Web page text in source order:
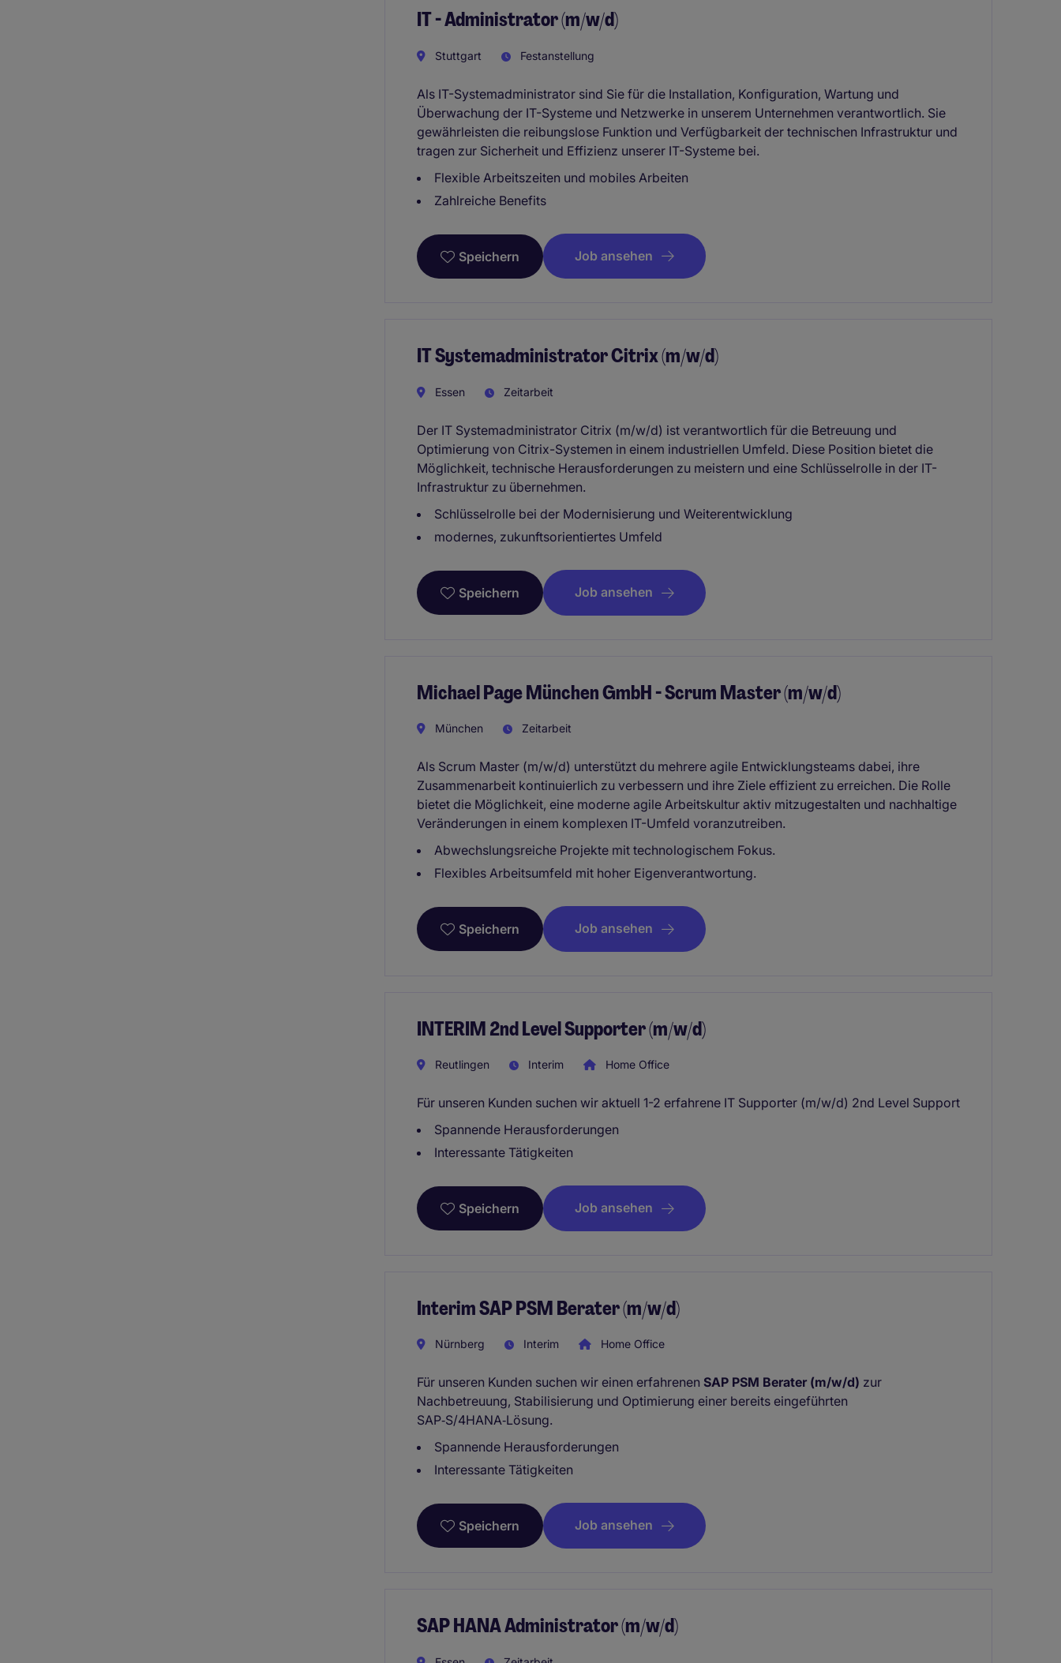
IT - Administrator (m/w/d)
Stuttgart Festanstellung
Als IT-Systemadministrator sind Sie für die Installation, Konfiguration, Wartung und
Überwachung der IT-Systeme und Netzwerke in unserem Unternehmen verantwortlich. Sie
gewährleisten die reibungslose Funktion und Verfügbarkeit der technischen Infrastruktur und
tragen zur Sicherheit und Effizienz unserer IT-Systeme bei.
Flexible Arbeitszeiten und mobiles Arbeiten
Zahlreiche Benefits
Speichern Job ansehen
IT Systemadministrator Citrix (m/w/d)
Essen Zeitarbeit
Der IT Systemadministrator Citrix (m/w/d) ist verantwortlich für die Betreuung und
Optimierung von Citrix-Systemen in einem industriellen Umfeld. Diese Position bietet die
Möglichkeit, technische Herausforderungen zu meistern und eine Schlüsselrolle in der IT-
Infrastruktur zu übernehmen.
Schlüsselrolle bei der Modernisierung und Weiterentwicklung
modernes, zukunftsorientiertes Umfeld
Speichern Job ansehen
Michael Page München GmbH - Scrum Master (m/w/d)
München Zeitarbeit
Als Scrum Master (m/w/d) unterstützt du mehrere agile Entwicklungsteams dabei, ihre
Zusammenarbeit kontinuierlich zu verbessern und ihre Ziele effizient zu erreichen. Die Rolle
bietet die Möglichkeit, eine moderne agile Arbeitskultur aktiv mitzugestalten und nachhaltige
Veränderungen in einem komplexen IT-Umfeld voranzutreiben.
Abwechslungsreiche Projekte mit technologischem Fokus.
Flexibles Arbeitsumfeld mit hoher Eigenverantwortung.
Speichern Job ansehen
INTERIM 2nd Level Supporter (m/w/d)
Reutlingen Interim Home Office
Für unseren Kunden suchen wir aktuell 1-2 erfahrene IT Supporter (m/w/d) 2nd Level Support
Spannende Herausforderungen
Interessante Tätigkeiten
Speichern Job ansehen
Interim SAP PSM Berater (m/w/d)
Nürnberg Interim Home Office
Für unseren Kunden suchen wir einen erfahrenen SAP PSM Berater (m/w/d) zur
Nachbetreuung, Stabilisierung und Optimierung einer bereits eingeführten
SAP‑S/4HANA‑Lösung.
Spannende Herausforderungen
Interessante Tätigkeiten
Speichern Job ansehen
SAP HANA Administrator (m/w/d)